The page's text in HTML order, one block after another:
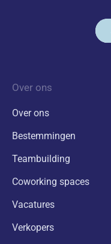
Over ons
Over ons
Bestemmingen
Teambuilding
Coworking spaces
Vacatures
Verkopers